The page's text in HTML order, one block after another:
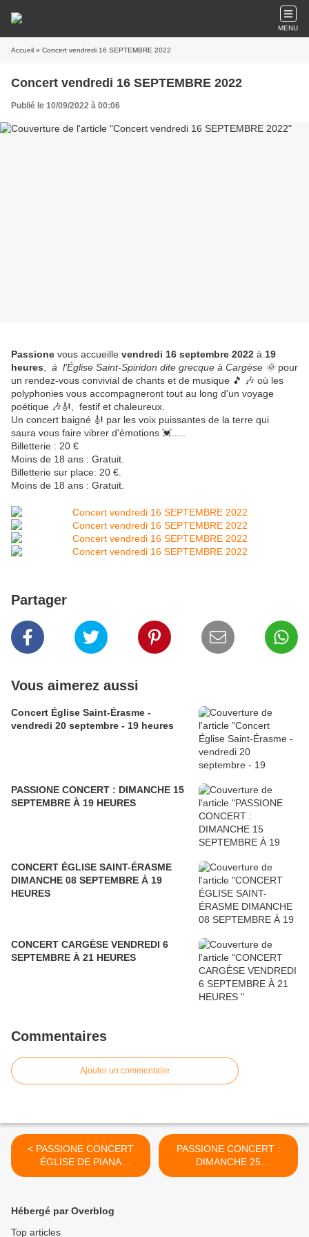
MENU
Accueil » Concert vendredi 16 SEPTEMBRE 2022
Concert vendredi 16 SEPTEMBRE 2022
Publié le 10/09/2022 à 00:06
Passione vous accueille vendredi 16 septembre 2022 à 19
heures
à l'Église Saint-Spiridon dite grecque à Cargèse 🌞 pour
un rendez-vous convivial de chants et de musique 🎵 🎶 où les
polyphonies vous accompagneront tout au long d'un voyage
poétique 🎶🎻, festif et chaleureux.
Un concert baigné 🎻 par les voix puissantes de la terre qui
saura vous faire vibrer d'émotions 💓.....
Billetterie : 20 €
Moins de 18 ans : Gratuit.
Billetterie sur place: 20 €.
Moins de 18 ans : Gratuit.
Partager
Vous aimerez aussi
Concert Église Saint-Érasme -
vendredi 20 septembre - 19 heures
PASSIONE CONCERT : DIMANCHE 15
SEPTEMBRE À 19 HEURES
CONCERT ÉGLISE SAINT-ÉRASME
DIMANCHE 08 SEPTEMBRE À 19
HEURES
CONCERT CARGÈSE VENDREDI 6
SEPTEMBRE À 21 HEURES
Commentaires
Ajouter un commentaire
< PASSIONE CONCERT
ÉGLISE DE PIANA
DIMANCHE 4 SEPTEMBRE
PASSIONE CONCERT :
DIMANCHE 25
SEPTEMBRE - OLMETO -
Hébergé par Overblog
Top articles